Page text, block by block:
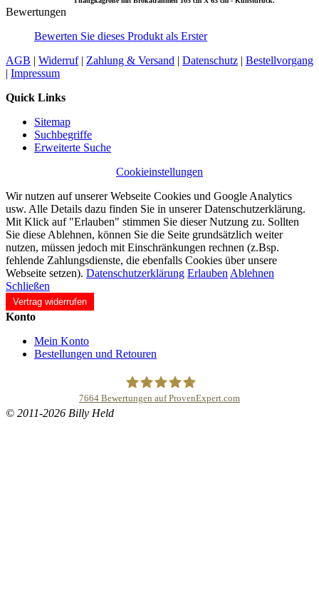
Bewertungen
Bewerten Sie dieses Produkt als Erster
AGB | Widerruf| Zahlung & Versand | Datenschutz | Bestellvorgang
| Impressum
Quick Links
Sitemap
Suchbegriffe
Erweiterte Suche
Cookieinstellungen
Wir nutzen auf unserer Webseite Cookies und Google Analytics
usw. Alle Details dazu finden Sie in unserer Datenschutzerklärung.
Mit Klick auf "Erlauben" stimmen Sie dieser Nutzung zu. Sollten
Sie diese Ablehnen, können Sie die Seite grundsätzlich weiter
nutzen, müssen jedoch mit Einschränkungen rechnen (z.Bsp.
fehlende Zahlungsdienste, die ebenfalls Cookies über unsere
Webseite setzen). Datenschutzerklärung Erlauben Ablehnen
Schließen
Vertrag widerrufen
Konto
Mein Konto
Bestellungen und Retouren
7664 Bewertungen auf ProvenExpert.com
© 2011-2026 Billy Held